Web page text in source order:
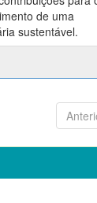
de uma
sustentável.